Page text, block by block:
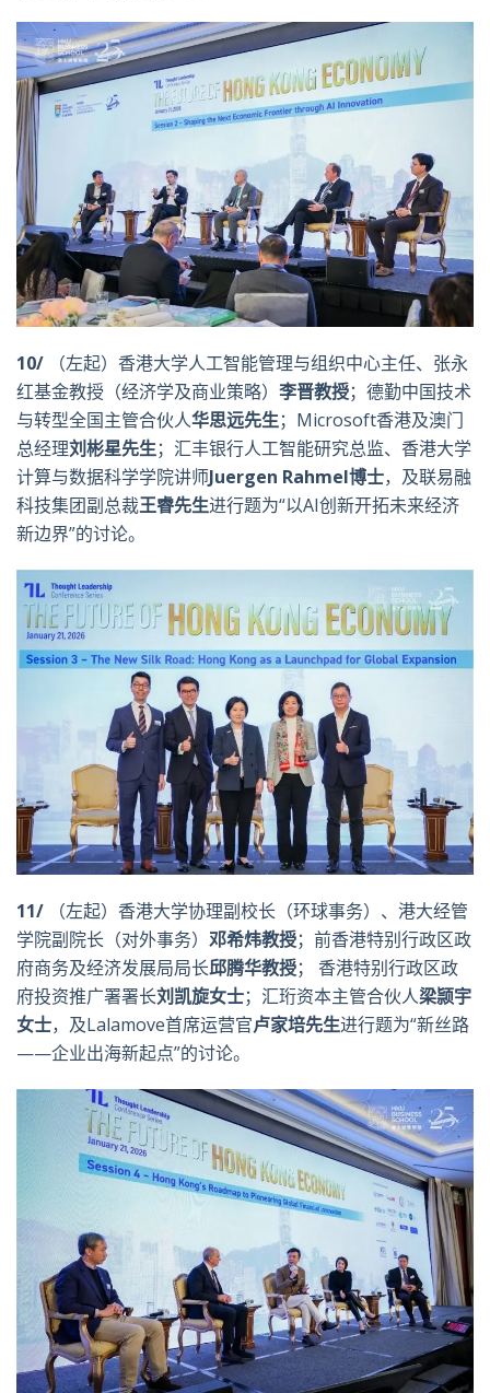
10/
（左起）香港大学人工智能管理与组织中心主任、张永
红基金教授（经济学及商业策略） 李晋教授；德勤中国技术
与转型全国主管合伙人华思远先生；Microsoft香港及澳门
总经理刘彬星先生；汇丰银行人工智能研究总监、香港大学
计算与数据科学学院讲师Juergen Rahmel博士，及联易融
科技集团副总裁王睿先生进行题为“以AI创新开拓未来经济
新边界”的讨论。
11/
（左起）香港大学协理副校长（环球事务）、港大经管
学院副院长（对外事务） 邓希炜教授；前香港特别行政区政
府商务及经济发展局局长邱腾华教授； 香港特别行政区政
府投资推广署署长刘凯旋女士；汇珩资本主管合伙人梁颕宇
女士，及Lalamove首席运营官卢家培先生进行题为“新丝路
——企业出海新起点”的讨论。